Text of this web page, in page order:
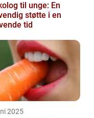
til unge: En
støtte i en
tid
2025